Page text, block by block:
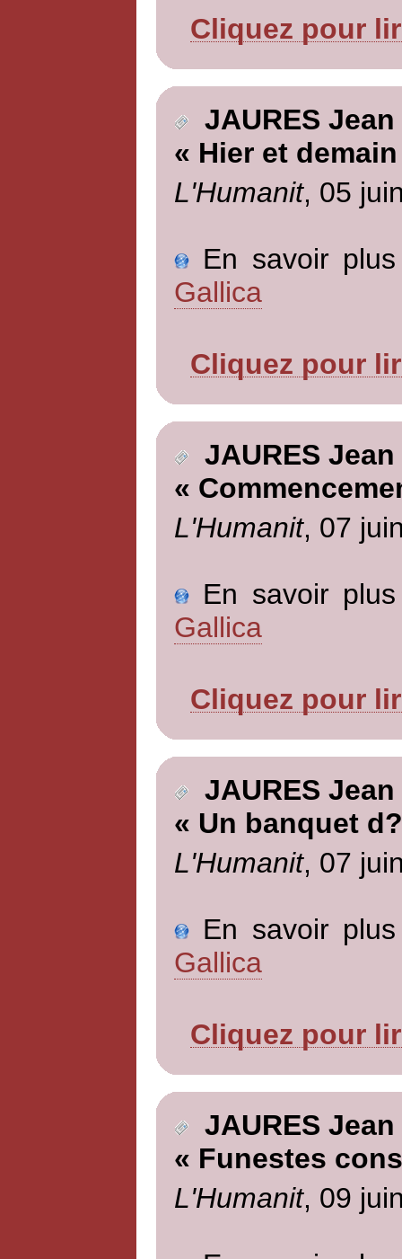
Cliquez pour
JAURES Jean
« Hier et
L'Humanit, 05
En savoir
Gallica
Cliquez pour
JAURES Jean
«
L'Humanit, 07
En savoir
Gallica
Cliquez pour
JAURES Jean
« Un banquet
L'Humanit, 07
En savoir
Gallica
Cliquez pour
JAURES Jean
« Funestes
L'Humanit, 09